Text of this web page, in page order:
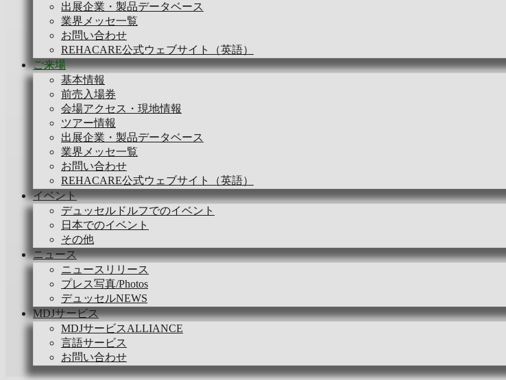
出展企業・製品データベース
業界メッセ一覧
お問い合わせ
REHACARE公式ウェブサイト（英語）
ご来場
基本情報
前売入場券
会場アクセス・現地情報
ツアー情報
出展企業・製品データベース
業界メッセ一覧
お問い合わせ
REHACARE公式ウェブサイト（英語）
イベント
デュッセルドルフでのイベント
日本でのイベント
その他
ニュース
ニュースリリース
プレス写真/Photos
デュッセルNEWS
MDJサービス
MDJサービスALLIANCE
言語サービス
お問い合わせ